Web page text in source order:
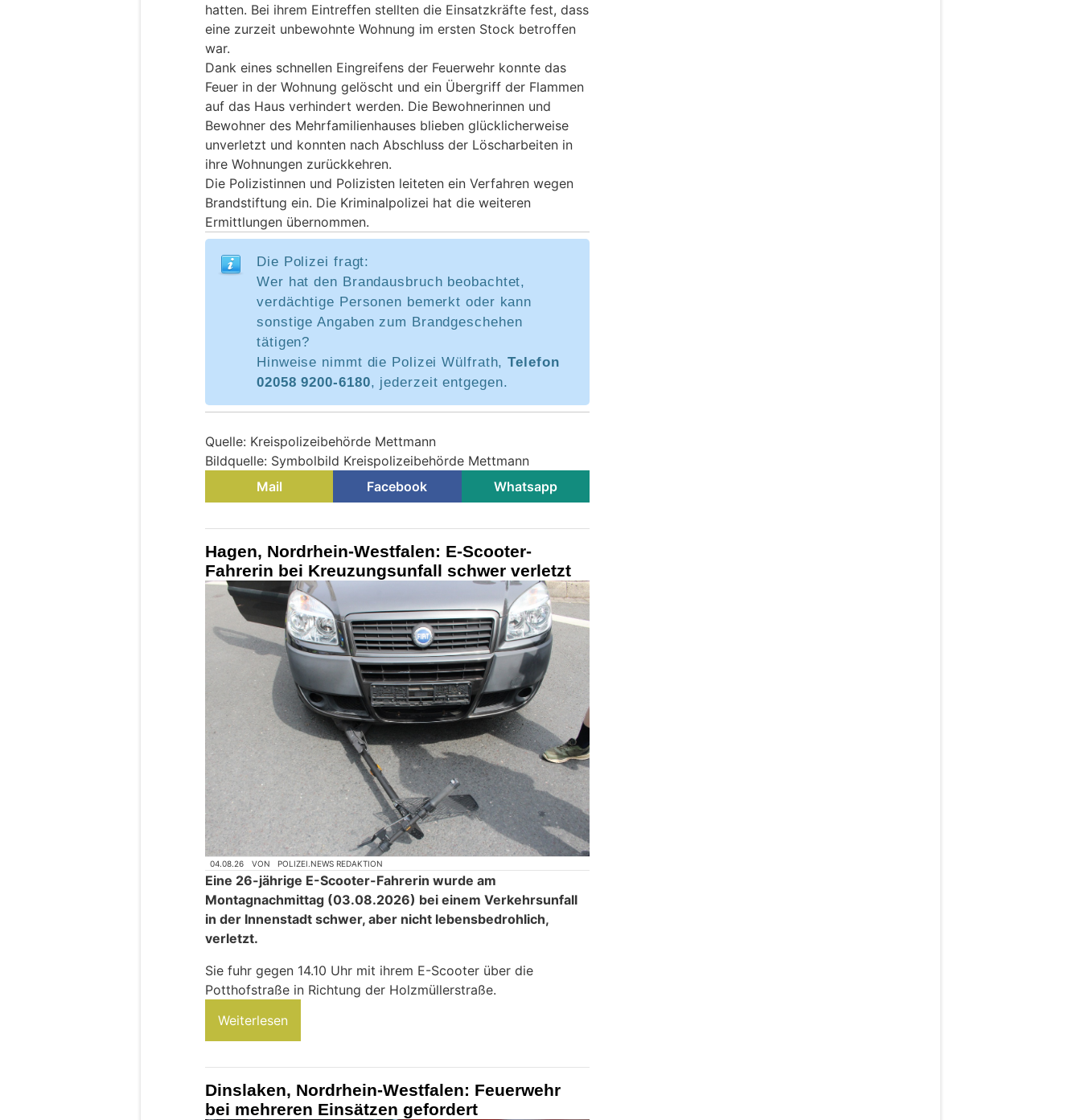
hatten. Bei ihrem Eintreffen stellten die Einsatzkräfte fest, dass
eine zurzeit unbewohnte Wohnung im ersten Stock betroffen
war.
Dank eines schnellen Eingreifens der Feuerwehr konnte das
Feuer in der Wohnung gelöscht und ein Übergriff der Flammen
auf das Haus verhindert werden. Die Bewohnerinnen und
Bewohner des Mehrfamilienhauses blieben glücklicherweise
unverletzt und konnten nach Abschluss der Löscharbeiten in
ihre Wohnungen zurückkehren.
Die Polizistinnen und Polizisten leiteten ein Verfahren wegen
Brandstiftung ein. Die Kriminalpolizei hat die weiteren
Ermittlungen übernommen.
Die Polizei fragt:
Wer hat den Brandausbruch beobachtet,
verdächtige Personen bemerkt oder kann
sonstige Angaben zum Brandgeschehen
tätigen?
Hinweise nimmt die Polizei Wülfrath,Telefon
02058 9200-6180, jederzeit entgegen.
Quelle: Kreispolizeibehörde Mettmann
Bildquelle: Symbolbild Kreispolizeibehörde Mettmann
Mail
Facebook Whatsapp
Hagen, Nordrhein-Westfalen: E-Scooter-
Fahrerin bei Kreuzungsunfall schwer verletzt
04.08.26 VON POLIZEI.NEWS REDAKTION
Eine 26-jährige E-Scooter-Fahrerin wurde am
Montagnachmittag (03.08.2026) bei einem Verkehrsunfall
in der Innenstadt schwer, aber nicht lebensbedrohlich,
verletzt.
Sie fuhr gegen 14.10 Uhr mit ihrem E-Scooter über die
Potthofstraße in Richtung der Holzmüllerstraße.
Weiterlesen
Dinslaken, Nordrhein-Westfalen: Feuerwehr
bei mehreren Einsätzen gefordert